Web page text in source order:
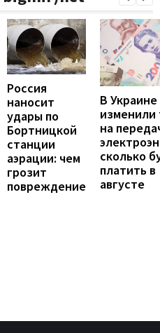
Россия
наносит
удары по
Бортницкой
станции
аэрации: чем
грозит
повреждение
В Украине
на
сколько
платить в
августе